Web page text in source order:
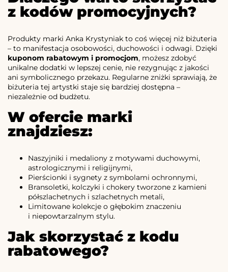
z kodów promocyjnych?
Produkty marki Anka Krystyniak to coś więcej niż biżuteria
– to manifestacja osobowości, duchowości i odwagi. Dzięki
kuponom rabatowym i promocjom, możesz zdobyć
unikalne dodatki w lepszej cenie, nie rezygnując z jakości
ani symbolicznego przekazu. Regularne zniżki sprawiają, że
biżuteria tej artystki staje się bardziej dostępna –
niezależnie od budżetu.
W ofercie marki
znajdziesz:
Naszyjniki i medaliony z motywami duchowymi,
astrologicznymi i religijnymi,
Pierścionki i sygnety z symbolami ochronnymi,
Bransoletki, kolczyki i chokery tworzone z kamieni
półszlachetnych i szlachetnych metali,
Limitowane kolekcje o głębokim znaczeniu
i niepowtarzalnym stylu.
Jak skorzystać z kodu
rabatowego?